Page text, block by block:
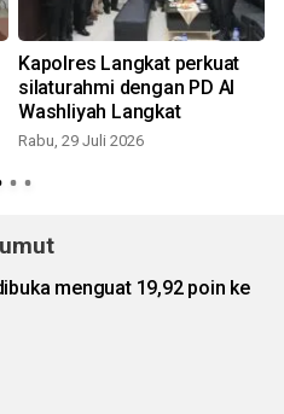
Kapolres Langkat perkuat
silaturahmi dengan PD Al
Washliyah Langkat
Rabu, 29 Juli 2026
menguat 19,92 poin ke